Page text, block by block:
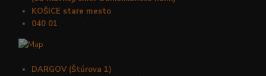
KOŠICE stare mesto
040 01
DARGOV (Štúrova 1)